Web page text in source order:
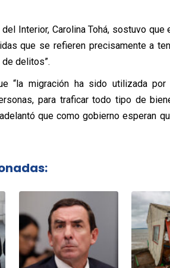
Interior, Carolina Tohá, sostuvo
que se refieren precisamente a
delitos”.
“la migración ha sido utilizada
para traficar todo tipo de
que como gobierno esperan